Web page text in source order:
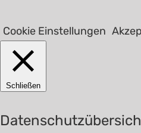
Cookie Einstellungen
Schließen